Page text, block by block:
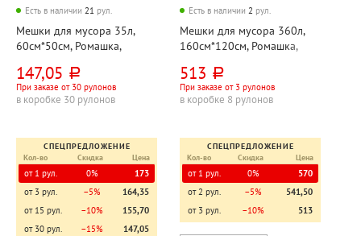
Есть в наличии 21 рул.
Мешки для мусора 35л,
60см*50см, Ромашка,
18мкм, синие, 15шт, рул, с
завязками
147,05 руб.
При заказе от 30 рулонов
в коробке 30 рулонов
СПЕЦПРЕДЛОЖЕНИЕ
Кол-во
Скидка Цена
от 1 рул. 0%
173
от 3 рул.
−5%
164,35
от 15 рул.
−10%
155,70
от 30 рул.
−15% 147,05
Есть в наличии 2 рул.
Мешки для мусора 360л,
160см*120см, Ромашка,
рул
513 руб.
При заказе от 3 рулонов
в коробке 8 рулонов
СПЕЦПРЕДЛОЖЕНИЕ
Кол-во
Скидка Цена
от 1 рул. 0%
570
от 2 рул.
−5%
541,50
от 3 рул.
−10% 513